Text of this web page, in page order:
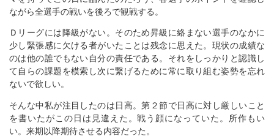
ながら全選手の戦いを後ろで観戦する。
Ｄリーグには降級がない。そのため昇級に絡まない選手のなかに
少し緊張感に欠ける者がいたことは残念に思えた。現状の成績な
のは他の誰でもない自分の責任である。それをしっかりと認識し
て自らの課題を模索し次に繋げるために常に取り組む姿勢を忘れ
ないで欲しい。
そんな中私が注目したのは日高。第２節で日高に対し厳しいこと
を書いたがこの日は見違えた。戦う顔になっていた。所作もい
い。来期以降期待させる内容だった。